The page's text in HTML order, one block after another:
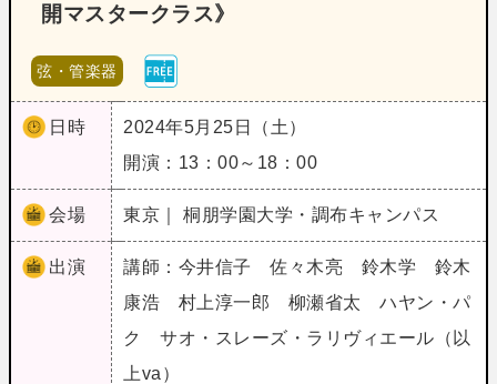
開マスタークラス》
弦・管楽器
日時
2024年5月25日（土）
開演：13：00～18：00
会場 東京｜ 桐朋学園大学・調布キャンパス
出演
講師：今井信子 佐々木亮 鈴木学 鈴木
康浩 村上淳一郎 柳瀬省太 ハヤン・パ
ク サオ・スレーズ・ラリヴィエール（以
上va）